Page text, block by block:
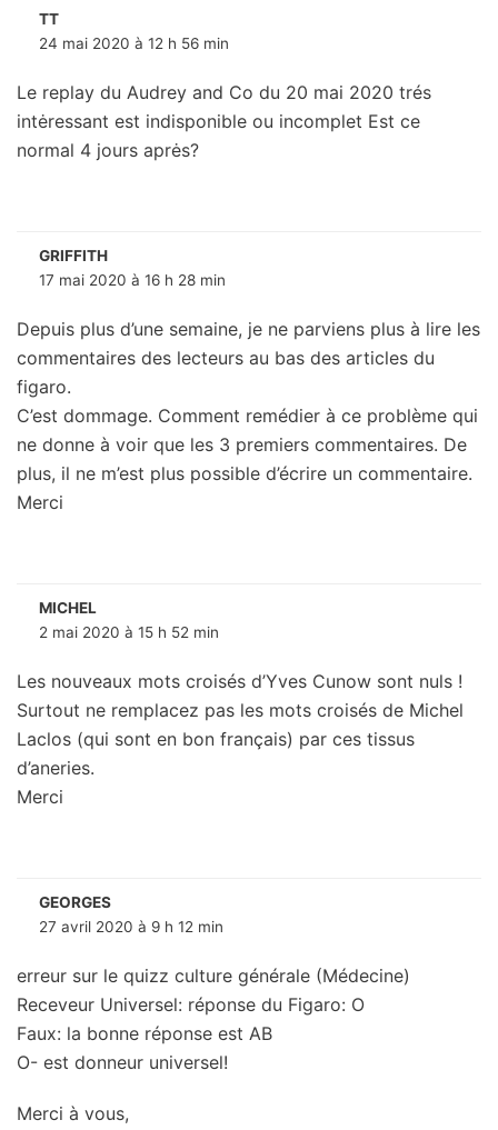
TT
24 mai 2020 à 12 h 56 min
Le replay du Audrey and Co du 20 mai 2020 trés
intėressant est indisponible ou incomplet Est ce
normal 4 jours aprės?
GRIFFITH
17 mai 2020 à 16 h 28 min
Depuis plus d’une semaine, je ne parviens plus à lire les
commentaires des lecteurs au bas des articles du
figaro.
C’est dommage. Comment remédier à ce problème qui
ne donne à voir que les 3 premiers commentaires. De
plus, il ne m’est plus possible d’écrire un commentaire.
Merci
MICHEL
2 mai 2020 à 15 h 52 min
Les nouveaux mots croisés d’Yves Cunow sont nuls !
Surtout ne remplacez pas les mots croisés de Michel
Laclos (qui sont en bon français) par ces tissus
d’aneries.
Merci
GEORGES
27 avril 2020 à 9 h 12 min
erreur sur le quizz culture générale (Médecine)
Receveur Universel: réponse du Figaro: O
Faux: la bonne réponse est AB
O- est donneur universel!
Merci à vous,